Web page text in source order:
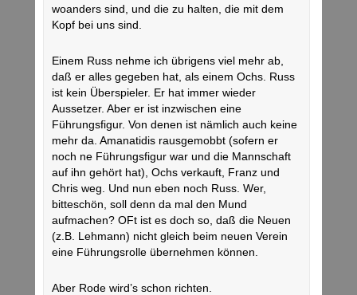
woanders sind, und die zu halten, die mit dem
Kopf bei uns sind.
Einem Russ nehme ich übrigens viel mehr ab,
daß er alles gegeben hat, als einem Ochs. Russ
ist kein Überspieler. Er hat immer wieder
Aussetzer. Aber er ist inzwischen eine
Führungsfigur. Von denen ist nämlich auch keine
mehr da. Amanatidis rausgemobbt (sofern er
noch ne Führungsfigur war und die Mannschaft
auf ihn gehört hat), Ochs verkauft, Franz und
Chris weg. Und nun eben noch Russ. Wer,
bitteschön, soll denn da mal den Mund
aufmachen? OFt ist es doch so, daß die Neuen
(z.B. Lehmann) nicht gleich beim neuen Verein
eine Führungsrolle übernehmen können.
Aber Rode wird’s schon richten.